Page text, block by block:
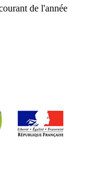
de l'année